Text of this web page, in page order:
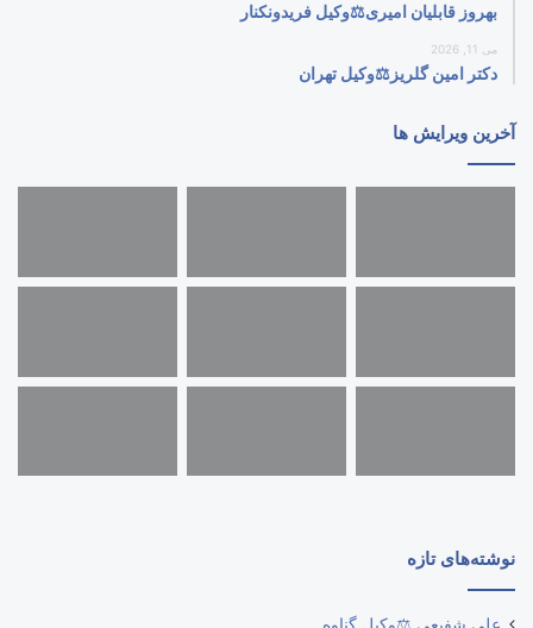
بهروز قابلیان امیری⚖️وکیل فریدونکنار
می 11, 2026
دکتر امین گلریز⚖️وکیل تهران
آخرین ویرایش ها
نوشته‌های تازه